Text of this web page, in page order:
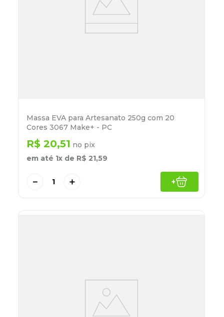
Massa EVA para Artesanato 250g com 20
Cores 3067 Make+ - PC
R$ 20,51 no pix
em até 1x de R$ 21,59
＋
－ +